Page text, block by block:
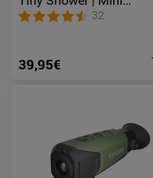
Douchette électrique
portable pour le camping
32
39,95€